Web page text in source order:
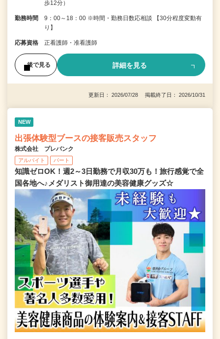
歩12分）
勤務時間
9：00～18：00 ※時間・勤務日数応相談 【30分程度変動有
り】
応募資格 正看護師・准看護師
後で見る 詳細を見る
更新日： 2026/07/28 掲載終了日： 2026/10/31
NEW
出張体験型ブースの接客販売スタッフ
株式会社 プレバンク
アルバイト パート
知識ゼロOK！週2～3日勤務で月収30万も！旅行感覚で全
国各地へ♪メダリスト御用達の美容健康グッズ☆